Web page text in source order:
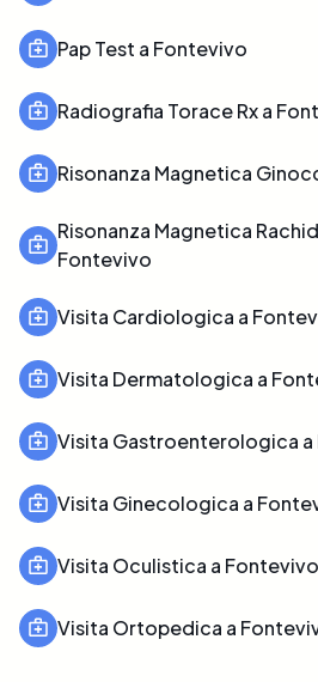
Pap Test a Fontevivo
Radiografia Torace Rx a
Risonanza Magnetica
Risonanza Magnetica
Fontevivo
Visita Cardiologica a
Visita Dermatologica a
Visita Gastroenterologica
Visita Ginecologica a
Visita Oculistica a Fontevivo
Visita Ortopedica a